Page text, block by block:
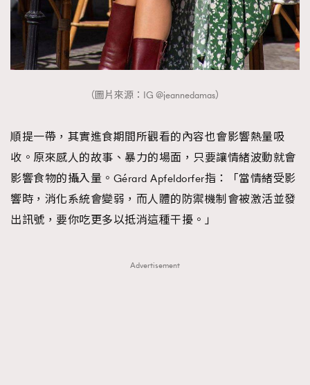
（圖片來源：IG @jeannedamas）
順提一帶，其實進食期間所觀看的內容也會影響熱量吸
收。原來感人的故事、暴力的場面，只要讓情緒波動就會
影響食物的攝入量。Gérard Apfeldorfer指：「當情緒受影
響時，消化系統會變弱，而人體的防禦機制會被激活並發
出訊號，要你吃更多以抵消這種干擾。」
Advertisement